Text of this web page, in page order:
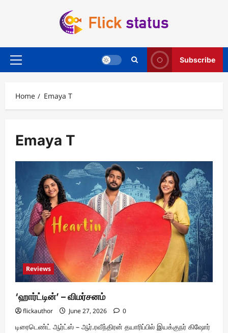
Primary
Subscribe
Home Emaya T
Emaya T
Reviews
‘ஹார்ட்டின்’ – விமர்சனம்
flickauthor June 27, 2026 0
டிரைடெண்ட் ஆர்ட்ஸ் – ஆர்.ரவீந்திரன் தயாரிப்பில் இயக்குநர் கிஷோர்